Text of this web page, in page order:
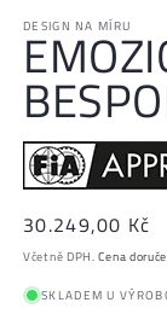
v
modálním
okně
DESIGN NA MÍRU
Běžná
cena
30.249,00 Kč
Včetně DPH.Cena
SKLADEM U